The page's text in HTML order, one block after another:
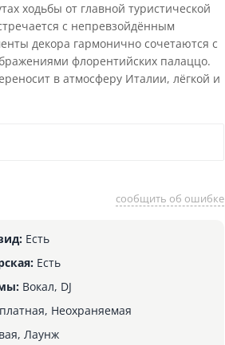
ходьбы от главной туристической
с непревзойдённым
декора гармонично сочетаются с
флорентийских палаццо.
в атмосферу Италии, лёгкой и
сообщить об ошибке
Есть
Есть
Вокал, DJ
Неохраняемая
Лаунж